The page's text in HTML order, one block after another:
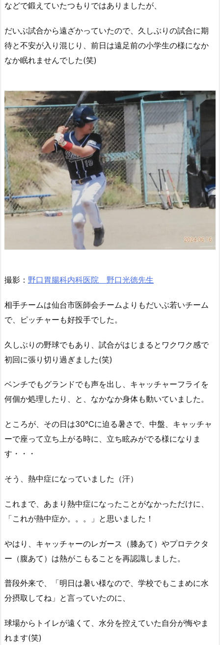
などで鍛えていたつもりではありましたが、
だいぶ試合から遠ざかっていたので、久しぶりの試合に期
待と不安が入り混じり、前日は遠足前の小学生の様になか
なか眠れませんでした(笑)
撮影： 野口胃腸科内科医院 野口光徳先生
相手チームは仙台市医師会チームよりもだいぶ若いチーム
で、ピッチャーも好投手でした。
久しぶりの野球でもあり、試合がはじまるとワクワク感で
初回に張り切り過ぎました(笑)
ベンチでもグランドでも声を出し、キャッチャーフライを
何個か処理したり、と、なかなか身体も動いていました。
ところが、その日は30℃に迫る暑さで、中盤、キャッチャ
ーで座って立ち上がる時に、立ち眩みがでる様になりま
す・・・
そう、熱中症になっていました（汗）
これまで、あまり熱中症になったことがなかっただけに、
「これが熱中症か。。。」と思いました！
やはり、キャッチャーのレガース（膝あて）やプロテクタ
ー（腹あて）は熱がこもることを再認識しました。
普段外来で、「明日は暑い様なので、学校でもこまめに水
分摂取してね」と言っていたのに、
球場からトイレが遠くて、水分を控えていた自分が悔やま
れます(笑)